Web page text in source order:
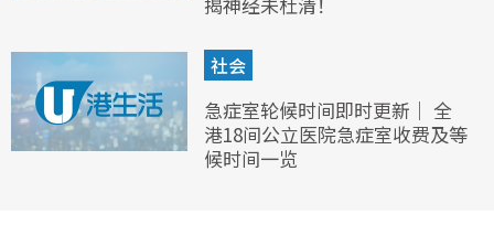
社会
急症室轮候时间即时更新｜ 全
港18间公立医院急症室收费及等
候时间一览